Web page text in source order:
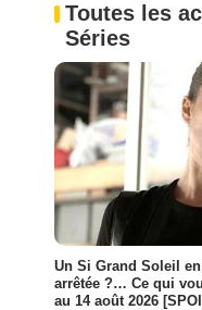
Toutes les
Séries
Un Si Grand Soleil
arrêtée ?… Ce qui
au 14 août 2026